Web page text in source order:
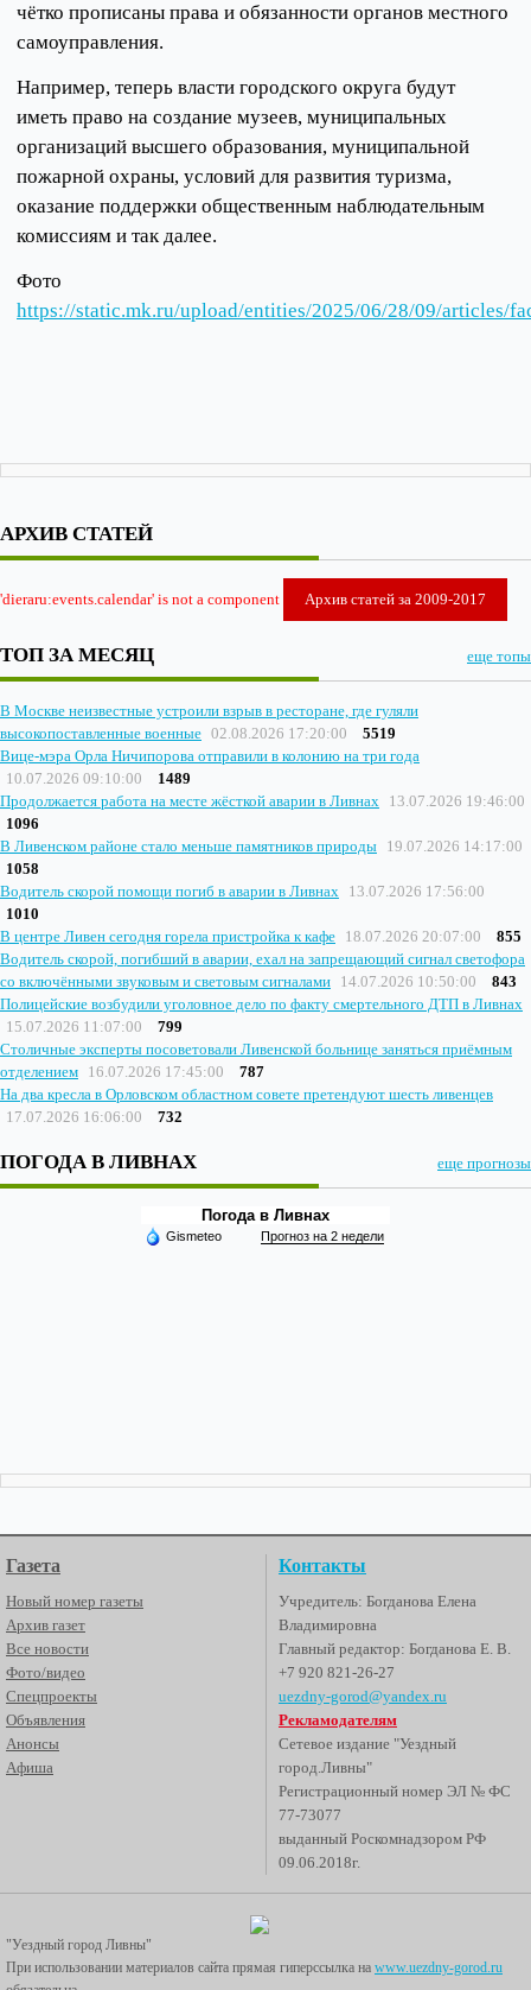
чётко прописаны права и обязанности органов местного
самоуправления.
Например, теперь власти городского округа будут
иметь право на создание музеев, муниципальных
организаций высшего образования, муниципальной
пожарной охраны, условий для развития туризма,
оказание поддержки общественным наблюдательным
комиссиям и так далее.
Фото
https://static.mk.ru/upload/entities/2025/06/28/09/articles/
АРХИВ СТАТЕЙ
'dieraru:events.calendar' is not a component Архив статей за 2009-2017
ТОП ЗА МЕСЯЦ еще топы
В Москве неизвестные устроили взрыв в ресторане, где гуляли
высокопоставленные военные 02.08.2026 17:20:00
5519
Вице-мэра Орла Ничипорова отправили в колонию на три года
10.07.2026 09:10:00
1489
Продолжается работа на месте жёсткой аварии в Ливнах 13.07.2026 19:46:00
1096
В Ливенском районе стало меньше памятников природы 19.07.2026 14:17:00
1058
Водитель скорой помощи погиб в аварии в Ливнах 13.07.2026 17:56:00
1010
В центре Ливен сегодня горела пристройка к кафе 18.07.2026 20:07:00
855
Водитель скорой, погибший в аварии, ехал на запрещающий сигнал светофора
со включёнными звуковым и световым сигналами 14.07.2026 10:50:00
843
Полицейские возбудили уголовное дело по факту смертельного ДТП в Ливнах
15.07.2026 11:07:00
799
Столичные эксперты посоветовали Ливенской больнице заняться приёмным
отделением 16.07.2026 17:45:00
787
На два кресла в Орловском областном совете претендуют шесть ливенцев
17.07.2026 16:06:00
732
ПОГОДА В ЛИВНАХ еще прогнозы
Погода в Ливнах
Gismeteo Прогноз на 2 недели
Газета
Новый номер газеты
Архив газет
Все новости
Фото/видео
Спецпроекты
Объявления
Анонсы
Афиша
Контакты
Учредитель: Богданова Елена
Владимировна
Главный редактор: Богданова Е. В.
+7 920 821-26-27
uezdny-gorod@yandex.ru
Рекламодателям
Сетевое издание "Уездный
город.Ливны"
Регистрационный номер ЭЛ № ФС
77-73077
выданный Роскомнадзором РФ
09.06.2018г.
"Уездный город Ливны"
При использовании материалов сайта прямая гиперссылка на www.uezdny-gorod.ru